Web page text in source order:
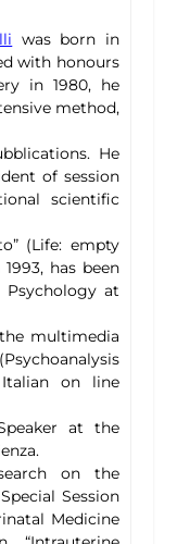
was born in
with honours
in 1980, he
method,
He
of session
scientific
(Life: empty
has been
at
multimedia
on line
at the
on the
Session
Medicine